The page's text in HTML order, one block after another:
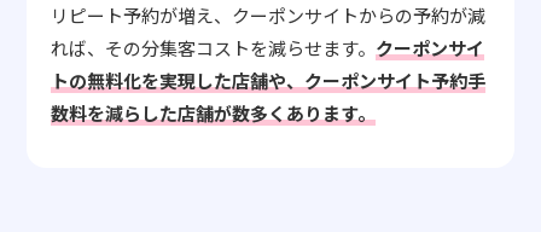
リピート予約が増え、クーポンサイトからの予約が減
れば、その分集客コストを減らせます。 クーポンサイ
トの無料化を実現した店舗や、クーポンサイト予約手
数料を減らした店舗が数多くあります。